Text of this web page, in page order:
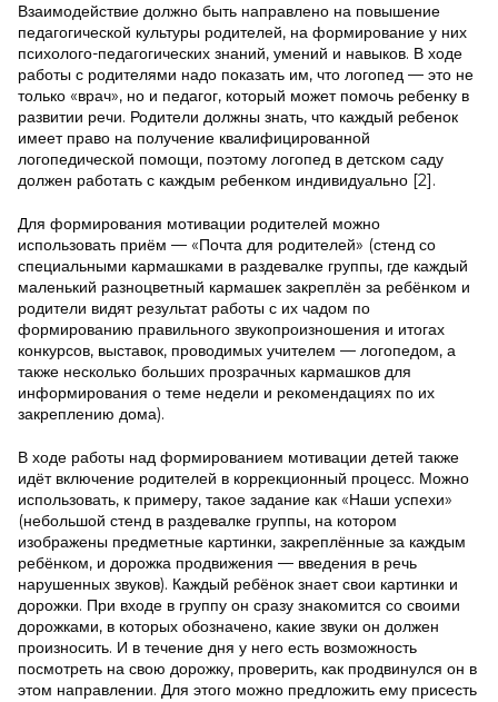
Взаимодействие должно быть направлено на повышение
педагогической культуры родителей, на формирование у них
психолого-педагогических знаний, умений и навыков. В ходе
работы с родителями надо показать им, что логопед — это не
только «врач», но и педагог, который может помочь ребенку в
развитии речи. Родители должны знать, что каждый ребенок
имеет право на получение квалифицированной
логопедической помощи, поэтому логопед в детском саду
должен работать с каждым ребенком индивидуально [2].
Для формирования мотивации родителей можно
использовать приём — «Почта для родителей» (стенд со
специальными кармашками в раздевалке группы, где каждый
маленький разноцветный кармашек закреплён за ребёнком и
родители видят результат работы с их чадом по
формированию правильного звукопроизношения и итогах
конкурсов, выставок, проводимых учителем — логопедом, а
также несколько больших прозрачных кармашков для
информирования о теме недели и рекомендациях по их
закреплению дома).
В ходе работы над формированием мотивации детей также
идёт включение родителей в коррекционный процесс. Можно
использовать, к примеру, такое задание как «Наши успехи»
(небольшой стенд в раздевалке группы, на котором
изображены предметные картинки, закреплённые за каждым
ребёнком, и дорожка продвижения — введения в речь
нарушенных звуков). Каждый ребёнок знает свои картинки и
дорожки. При входе в группу он сразу знакомится со своими
дорожками, в которых обозначено, какие звуки он должен
произносить. И в течение дня у него есть возможность
посмотреть на свою дорожку, проверить, как продвинулся он в
этом направлении. Для этого можно предложить ему присесть